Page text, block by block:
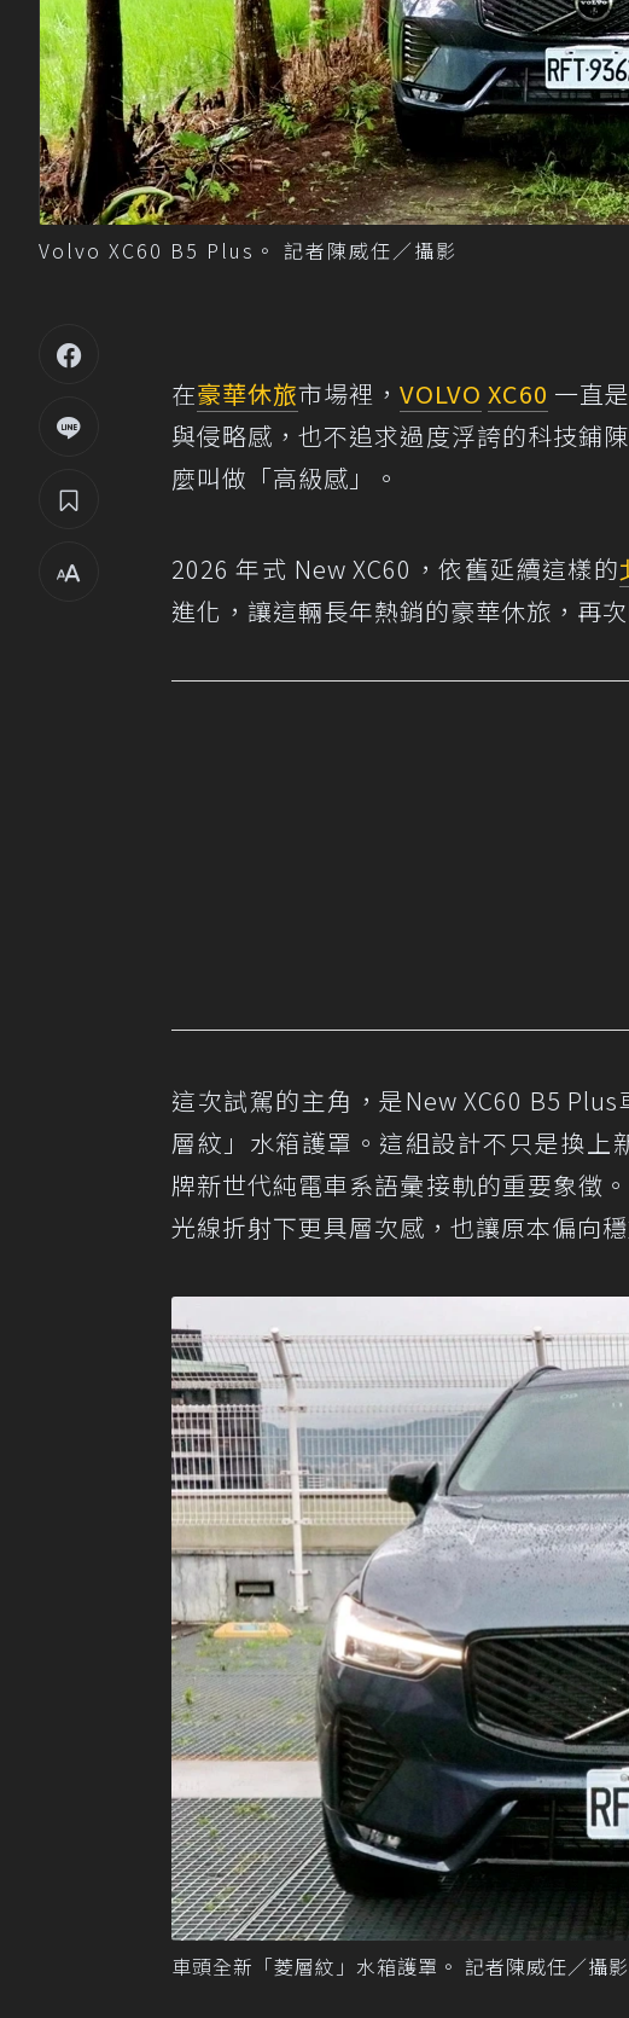
Volvo XC60 B5 Plus。 記者陳威任／攝影
在豪華休旅市場裡， VOLVO XC60 一直
與侵略感，也不追求過度浮誇的科技鋪
麼叫做「高級感」。
2026 年式 New XC60，依舊延續這樣的
進化，讓這輛長年熱銷的豪華休旅，再
這次試駕的主角，是New XC60 B5
層紋」水箱護罩。這組設計不只是換上
牌新世代純電車系語彙接軌的重要象徵
光線折射下更具層次感，也讓原本偏向
車頭全新「菱層紋」水箱護罩。 記者陳威任／攝影